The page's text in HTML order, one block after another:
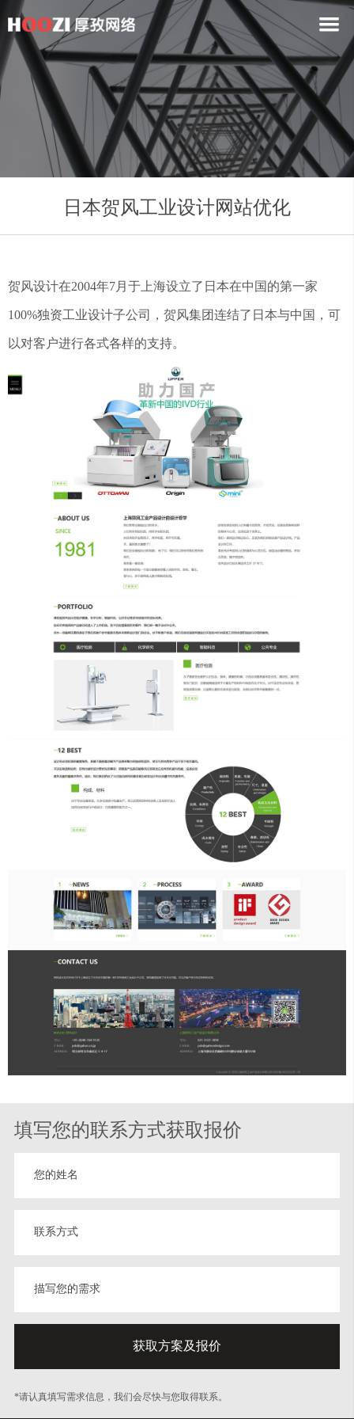
日本贺风工业设计网站优化
贺风设计在2004年7月于上海设立了日本在中国的第一家
100%独资工业设计子公司，贺风集团连结了日本与中国，可
以对客户进行各式各样的支持。
填写您的联系方式获取报价
*请认真填写需求信息，我们会尽快与您取得联系。